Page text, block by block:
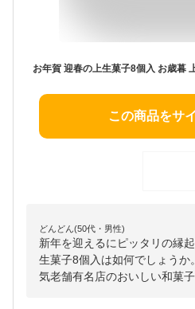
この商品をサ
どんどん(50代・男性)
新年を迎えるにピッタリの縁
生菓子8個入は如何でしょうか
気老舗有名店のおいしい和菓